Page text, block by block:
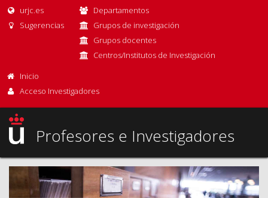
urjc.es
Sugerencias
Departamentos
Grupos de investigación
Grupos docentes
Centros/Institutos de Investigación
Inicio
Acceso Investigadores
Profesores e Investigadores